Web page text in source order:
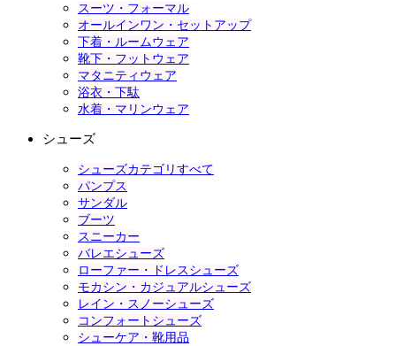
スーツ・フォーマル
オールインワン・セットアップ
下着・ルームウェア
靴下・フットウェア
マタニティウェア
浴衣・下駄
水着・マリンウェア
シューズ
シューズカテゴリすべて
パンプス
サンダル
ブーツ
スニーカー
バレエシューズ
ローファー・ドレスシューズ
モカシン・カジュアルシューズ
レイン・スノーシューズ
コンフォートシューズ
シューケア・靴用品